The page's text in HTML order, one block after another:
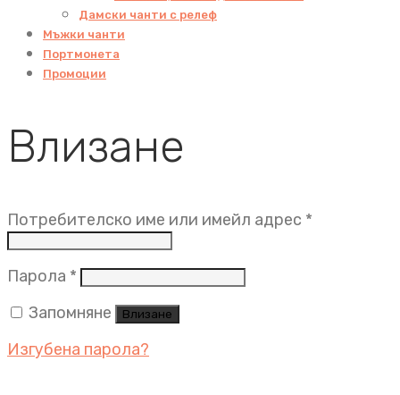
Дамски чанти с релеф
Мъжки чанти
Портмонета
Промоции
Влизане
Потребителско име или имейл адрес *
Парола * Задължително
Запомняне
Влизане
Изгубена парола?